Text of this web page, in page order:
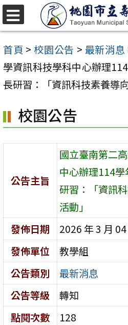
跳
至
主
要
內
區
首頁 > 校園公告 > 最新消息
學資訊科技學科中心辦理
長研習：「資訊科技素養導
校園公告
公告主旨
國立臺南第二
中心辦理114
研習：「資訊
活動」
發佈日期
2026 年 3 月 04
發佈單位
教學組
公告類別
最新消息
公告等級
轉知
點閱次數
128
選
單